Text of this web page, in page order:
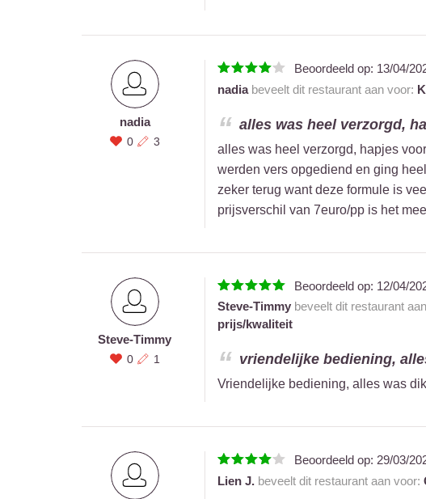
nadia
0 3
Beoordeeld op: 13/04/
nadiabeveelt dit restaurant aan voor:
alles was heel verzorgd,
alles was heel verzorgd, hapjes
werden vers opgediend en ging
zeker terug want deze formule is
prijsverschil van 7euro/pp is het
Steve-Timmy
0 1
Beoordeeld op: 12/04/
Steve-Timmybeveelt dit restaurant
prijs/kwaliteit
vriendelijke bediening,
Vriendelijke bediening, alles was
Beoordeeld op: 29/03/
Lien J.beveelt dit restaurant aan voor: